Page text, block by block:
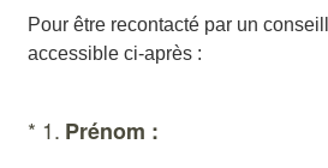
Pour être recontacté par un
accessible ci-après :
* 1. Prénom :
(Obligatoire)